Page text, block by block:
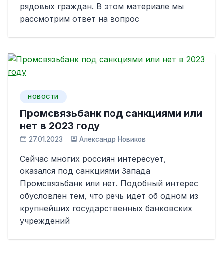
рядовых граждан. В этом материале мы
рассмотрим ответ на вопрос
НОВОСТИ
Промсвязьбанк под санкциями или
нет в 2023 году
27.01.2023 Александр Новиков
Сейчас многих россиян интересует,
оказался под санкциями Запада
Промсвязьбанк или нет. Подобный интерес
обусловлен тем, что речь идет об одном из
крупнейших государственных банковских
учреждений